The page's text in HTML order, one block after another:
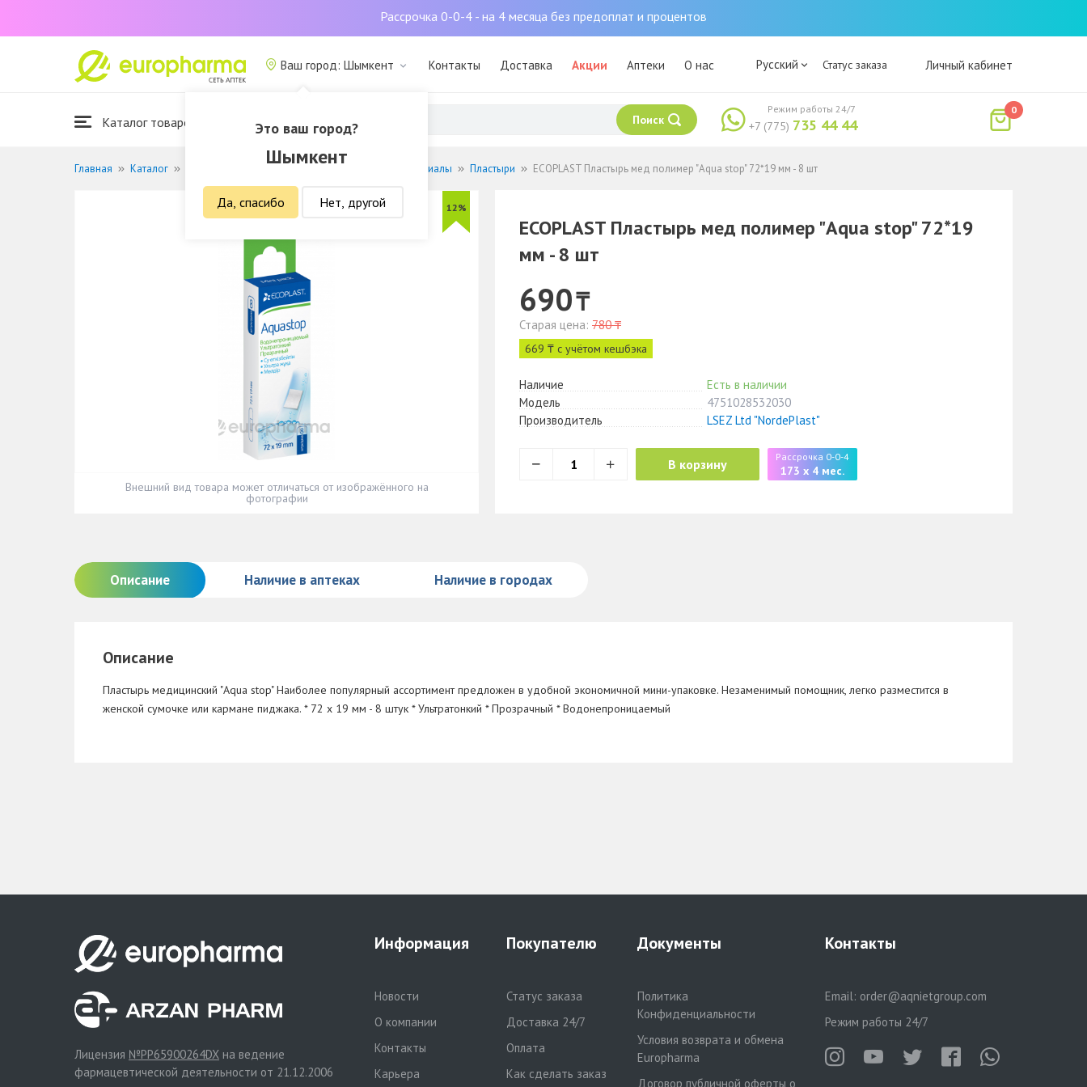
Рассрочка 0-0-4 - на 4 месяца без предоплат и процентов
Ваш город: Шымкент
Это ваш город?
Шымкент
Да, спасибо Нет, другой
Контакты Доставка Акции Аптеки О нас Русский Статус заказа Личный кабинет
Каталог товаров Поиск +7 (775) 735 44 44
Режим работы 24/7 0
Главная Каталог Перевязочные материалы Пластыри ECOPLAST Пластырь мед полимер "Aqua stop" 72*19 мм - 8 шт
12%
Внешний вид товара может отличаться от изображённого на
фотографии
ECOPLAST Пластырь мед полимер "Aqua stop" 72*19
мм - 8 шт
690₸
Старая цена: 780 ₸
669 ₸ с учётом кешбэка
Наличие
Есть в наличии
Модель
4751028532030
Производитель
LSEZ Ltd "NordePlast"
В корзину Рассрочка 0-0-4
173 x 4 мес.
Описание Наличие в аптеках Наличие в городах
Описание
Пластырь медицинский "Aqua stop" Наиболее популярный ассортимент предложен в удобной экономичной мини-упаковке. Незаменимый помощник, легко разместится в
женской сумочке или кармане пиджака. * 72 x 19 мм - 8 штук * Ультратонкий * Прозрачный * Водонепроницаемый
Лицензия №PP65900264DX на ведение
фармацевтической деятельности от 21.12.2006
Информация
Новости
О компании
Контакты
Карьера
Покупателю
Статус заказа
Доставка 24/7
Оплата
Как сделать заказ
Документы
Политика
Конфиденциальности
Условия возврата и обмена
Europharma
Договор публичной оферты о
Контакты
Email: order@aqnietgroup.com
Режим работы 24/7